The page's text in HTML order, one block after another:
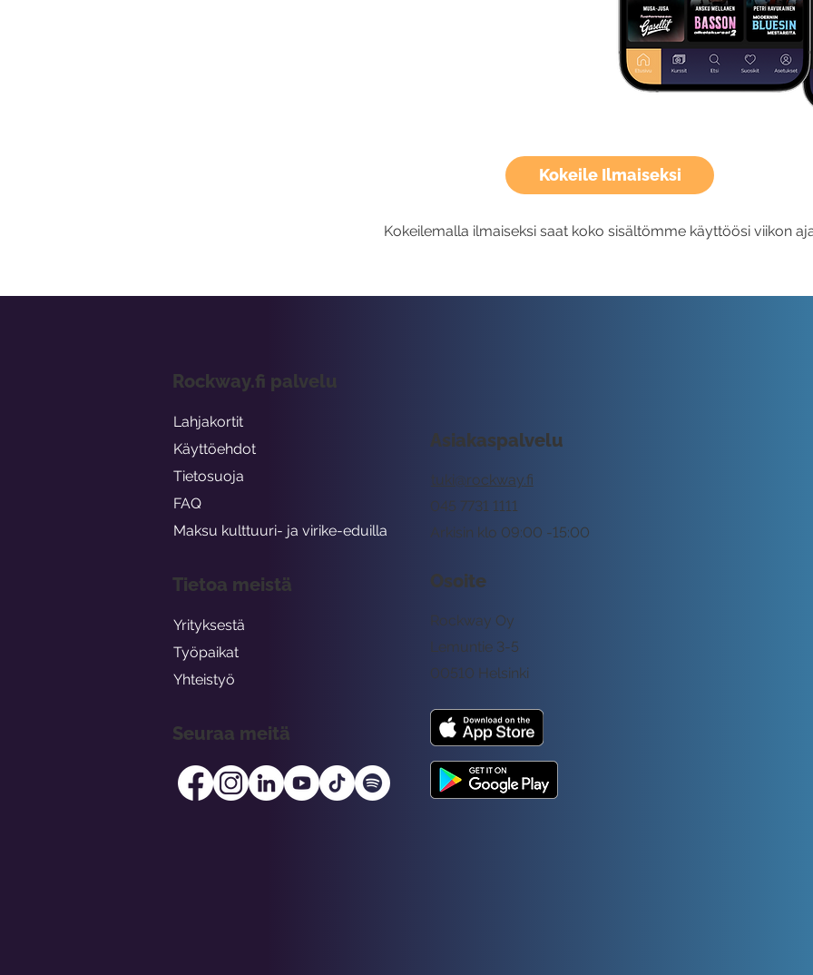
Kokeile Ilmaiseksi
Kokeilemalla ilmaiseksi saat koko sisältömme käyttöösi viikon
Asiakaspalvelu
tuki@rockway.fi
Arkisin klo 09:00 -15:00
045 7731 1111
Osoite
Rockway Oy
Lemuntie 3-5
00510 Helsinki
Rockway.fi palvelu
Lahjakortit
Käyttöehdot
Tietosuoja
FAQ
Maksu kulttuuri- ja virike-eduilla
Tietoa meistä
Yrityksestä
Työpaikat
Yhteistyö
Seuraa meitä